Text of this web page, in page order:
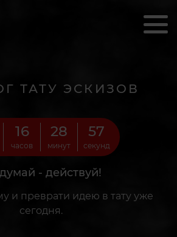
ТАТУ ЭСКИЗОВ
16
часов
28
минут
55
секунд
- действуй!
и преврати идею в тату уже
сегодня.